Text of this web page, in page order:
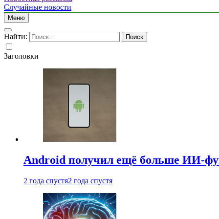
Случайные новости
Меню
Найти:
Заголовки
Android получил ещё больше ИИ-
2 года спустя2 года спустя